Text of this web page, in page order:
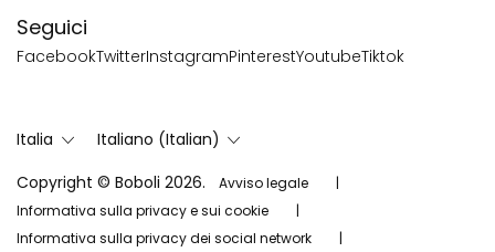
Seguici
FacebookTwitterInstagramPinterestYoutubeTiktok
Italia
Italiano (Italian)
Copyright © Boboli 2026.
Avviso legale
Informativa sulla privacy e sui cookie
Informativa sulla privacy dei social network